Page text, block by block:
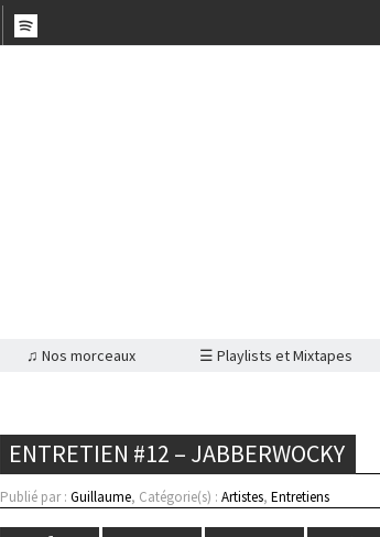
♫ Nos morceaux ☰ Playlists et Mixtapes
ENTRETIEN #12 – JABBERWOCKY
Publié par :Guillaume, Catégorie(s) :Artistes,Entretiens